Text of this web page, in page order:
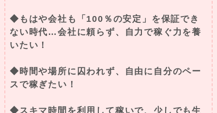
◆もはや会社も「100％の安定」を保証でき
ない時代…会社に頼らず、自力で稼ぐ力を養
いたい！
◆時間や場所に囚われず、自由に自分のペー
スで稼ぎたい！
◆スキマ時間を利用して稼いで、少しでも生